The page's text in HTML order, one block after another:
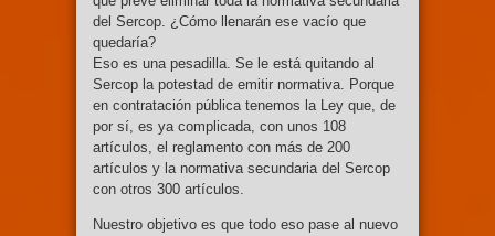
del Sercop. ¿Cómo llenarán ese vacío que
quedaría?
Eso es una pesadilla. Se le está quitando al
Sercop la potestad de emitir normativa. Porque
en contratación pública tenemos la Ley que, de
por sí, es ya complicada, con unos 108
artículos, el reglamento con más de 200
artículos y la normativa secundaria del Sercop
con otros 300 artículos.
Nuestro objetivo es que todo eso pase al nuevo